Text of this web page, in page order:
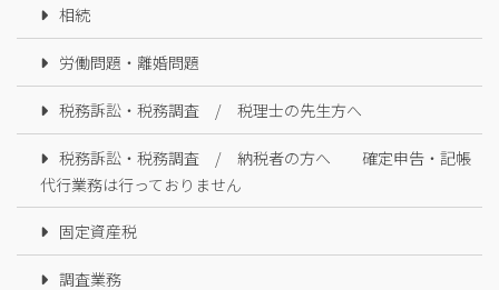
相続
労働問題・離婚問題
税務訴訟・税務調査 / 税理士の先生方へ
税務訴訟・税務調査 / 納税者の方へ 確定申告・記帳
代行業務は行っておりません
固定資産税
調査業務